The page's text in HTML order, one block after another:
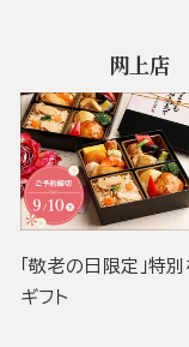
网上店
「敬老の日限定」特
ギフト